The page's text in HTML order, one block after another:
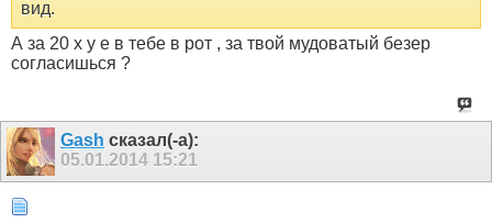
вид.
А за 20 х у е в тебе в рот , за твой мудоватый безер
согласишься ?
Gash сказал(-а):
05.01.2014 15:21